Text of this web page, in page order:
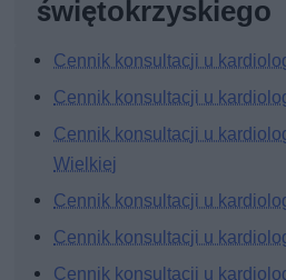
świętokrzyskiego
Cennik konsultacji u
Cennik konsultacji u
Cennik konsultacji u
Wielkiej
Cennik konsultacji u
Cennik konsultacji u
Cennik konsultacji u